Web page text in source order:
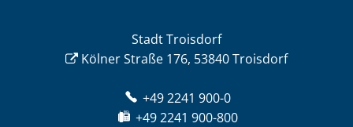
Stadt Troisdorf
Kölner Straße 176, 53840 Troisdorf
+49 2241 900-0
+49 2241 900-800